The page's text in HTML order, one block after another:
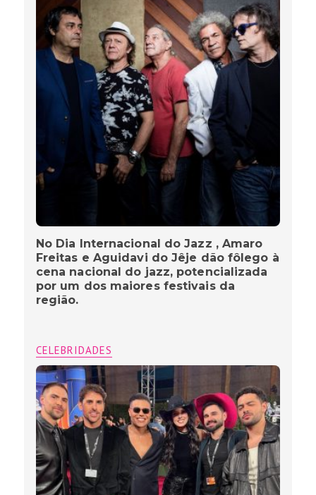
No Dia Internacional do Jazz , Amaro
Freitas e Aguidavi do Jêje dão fôlego à
cena nacional do jazz, potencializada
por um dos maiores festivais da
região.
CELEBRIDADES